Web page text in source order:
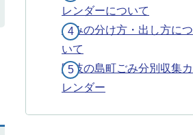
レンダーについて
ごみの分け方・出し方につ
いて
隠岐の島町ごみ分別収集カ
レンダー